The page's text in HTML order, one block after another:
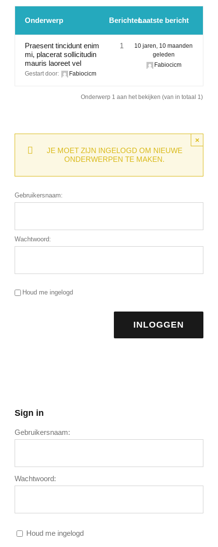
Onderwerp BerichtenLaatste bericht
Praesent tincidunt enim
mi, placerat sollicitudin
mauris laoreet vel
Gestart door: Fabiocicm
1
10 jaren, 10 maanden
geleden
Fabiocicm
Onderwerp 1 aan het bekijken (van in totaal 1)
×
JE MOET ZIJN INGELOGD OM NIEUWE
ONDERWERPEN TE MAKEN.
Gebruikersnaam:
Wachtwoord:
Houd me ingelogd
INLOGGEN
Sign in
Gebruikersnaam:
Wachtwoord:
Houd me ingelogd